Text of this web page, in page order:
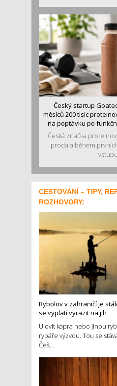
Český startup
měsíců 200 tisíc
na poptávku po
Česká značka
prodala během
CESTOVÁNÍ – TIPY,
ROZHOVORY:
Rybolov v zahraničí je
se vyplatí vyrazit na jih
Ulovit kapra nebo jinou
rybáře výzvou. Tou se
Češ...